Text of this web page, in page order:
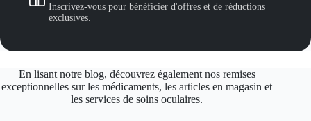
Inscrivez-vous pour bénéficier d'offres et de réductions
exclusives.
En lisant notre blog, découvrez également nos remises
exceptionnelles sur les médicaments, les articles en magasin et
les services de soins oculaires.